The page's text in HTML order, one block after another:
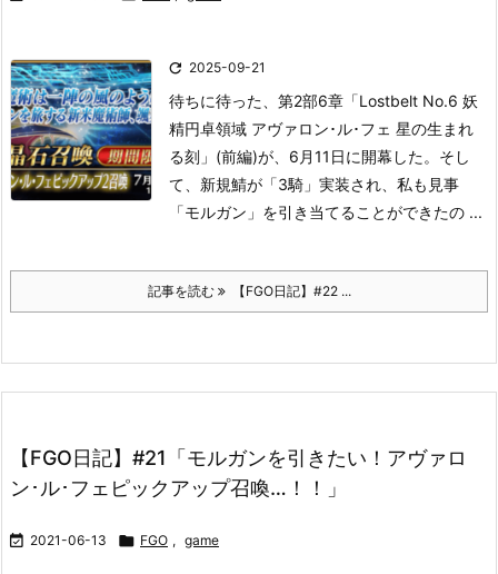
 2025-09-21
待ちに待った、第2部6章「Lostbelt No.6 妖
精円卓領域 アヴァロン･ル･フェ 星の生まれ
る刻」(前編)が、6月11日に開幕した。 そし
て、新規鯖が「3騎」実装され、私も見事
「モルガン」を引き当てることができたの ...
記事を読む 【FGO日記】#22 ...
【FGO日記】#21「モルガンを引きたい！アヴァロ
ン･ル･フェピックアップ召喚…！！」
 2021-06-13  FGO , game